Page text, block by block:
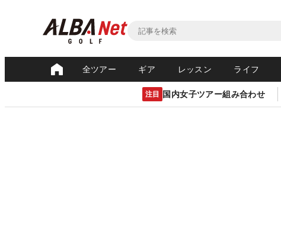
全ツアー ギア レッスン ライフ
注目 国内女子ツアー組み合わせ